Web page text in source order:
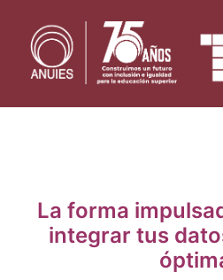
contenido
La forma
integrar tus